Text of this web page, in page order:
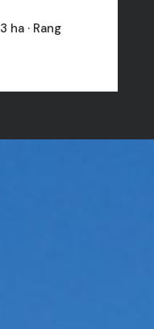
ha · Rang